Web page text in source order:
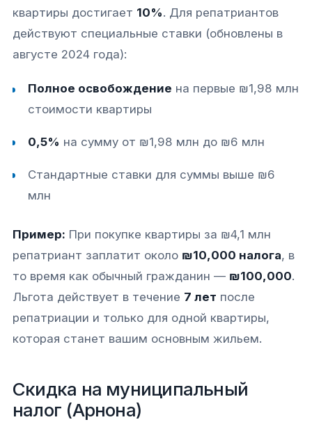
квартиры достигает 10%. Для репатриантов
действуют специальные ставки (обновлены в
августе 2024 года):​​
Полное освобождение на первые ₪1,98 млн
стоимости квартиры​
0,5% на сумму от ₪1,98 млн до ₪6 млн​
Стандартные ставки для суммы выше ₪6
млн​
Пример: При покупке квартиры за ₪4,1 млн
репатриант заплатит около ₪10,000 налога, в
то время как обычный гражданин — ₪100,000.
Льгота действует в течение 7 лет после
репатриации и только для одной квартиры,
которая станет вашим основным жильем.​​
Скидка на муниципальный
налог (Арнона)